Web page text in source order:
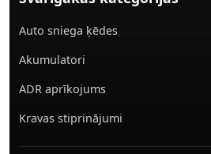
Auto sniega ķēdes
Akumulatori
ADR aprīkojums
Kravas stiprinājumi